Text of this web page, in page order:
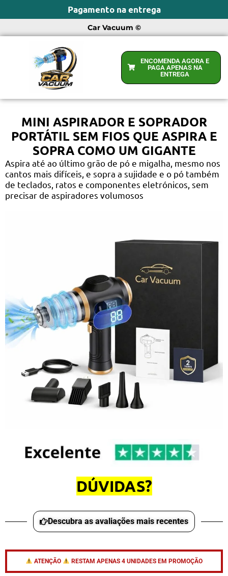
Pagamento na entrega
Car Vacuum ©
ENCOMENDA AGORA E
PAGA APENAS NA
ENTREGA
MINI ASPIRADOR E SOPRADOR
PORTÁTIL SEM FIOS QUE ASPIRA E
SOPRA COMO UM GIGANTE
Aspira até ao último grão de pó e migalha, mesmo nos
cantos mais difíceis, e sopra a sujidade e o pó também
de teclados, ratos e componentes eletrónicos, sem
precisar de aspiradores volumosos
DÚVIDAS?
Descubra as avaliações mais recentes
ATENÇÃO RESTAM APENAS 4 UNIDADES EM PROMOÇÃO